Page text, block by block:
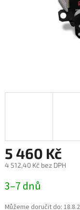
5 460 Kč
4 512,40 Kč bez DPH
cena:
3–7 dnů
Můžeme doručit do: